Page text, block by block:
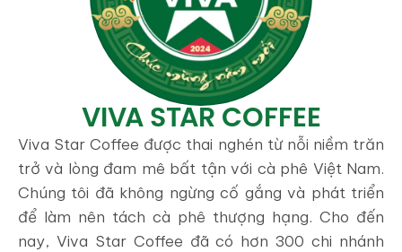
VIVA STAR COFFEE
Viva Star Coffee được thai nghén từ nỗi niềm trăn
trở và lòng đam mê bất tận với cà phê Việt Nam.
Chúng tôi đã không ngừng cố gắng và phát triển
để làm nên tách cà phê thượng hạng. Cho đến
nay, Viva Star Coffee đã có hơn 300 chi nhánh